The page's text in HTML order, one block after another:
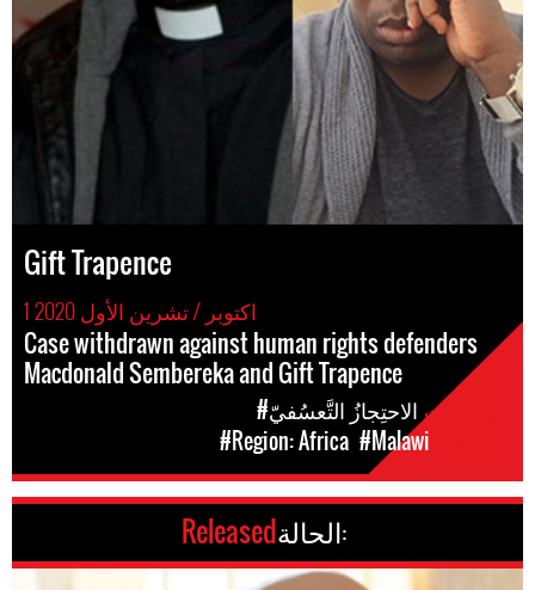
Gift Trapence
1 اكتوبر / تشرين الأول 2020
Case withdrawn against human rights defenders
Macdonald Sembereka and Gift Trapence
#الاحتِجازُ التَّعسُفيّ
#Region: Africa #Malawi
الحالة: Released